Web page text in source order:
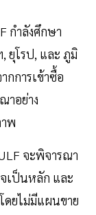
กำลังศึกษา
ยุโรป, และ ภูมิ
การเข้าซื้อ
าอย่าง
พ
จะพิจารณา
เป็นหลัก และ
ดยไม่มีแผนขาย